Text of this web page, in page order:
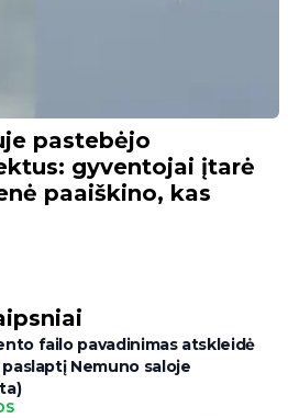
pastebėjo
gyventojai įtarė
paaiškino, kas
failo pavadinimas atskleidė
Nemuno saloje